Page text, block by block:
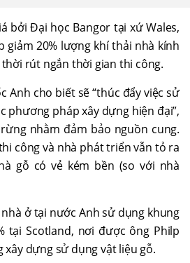
bởi Đại học Bangor tại xứ Wales,
giảm 20% lượng khí thải nhà kính
rút ngắn thời gian thi công.
Anh cho biết sẽ “thúc đẩy việc sử
phương pháp xây dựng hiện đại”,
nhằm đảm bảo nguồn cung.
công và nhà phát triển vẫn tỏ ra
gỗ có vẻ kém bền (so với nhà
nhà ở tại nước Anh sử dụng khung
tại Scotland, nơi được ông Philp
dựng sử dụng vật liệu gỗ.